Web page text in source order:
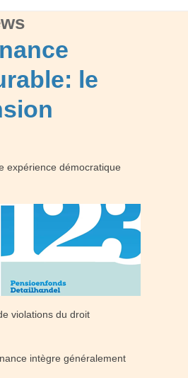
le
expérience démocratique
violations du droit
intègre généralement